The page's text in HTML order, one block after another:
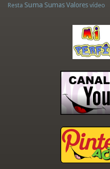
Resta Suma Sumas Valores vídeo